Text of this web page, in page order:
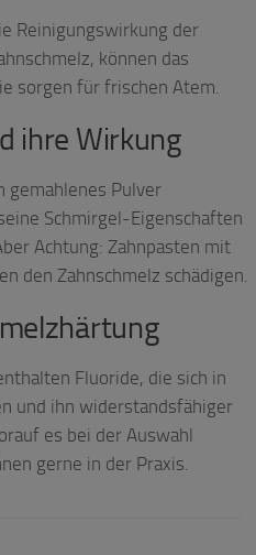
Reinigungswirkung der
können das
sorgen für frischen Atem.
ihre Wirkung
gemahlenes Pulver
Schmirgel-Eigenschaften
Achtung: Zahnpasten mit
den Zahnschmelz schädigen.
Fluoride, die sich in
und ihn widerstandsfähiger
es bei der Auswahl
gerne in der Praxis.